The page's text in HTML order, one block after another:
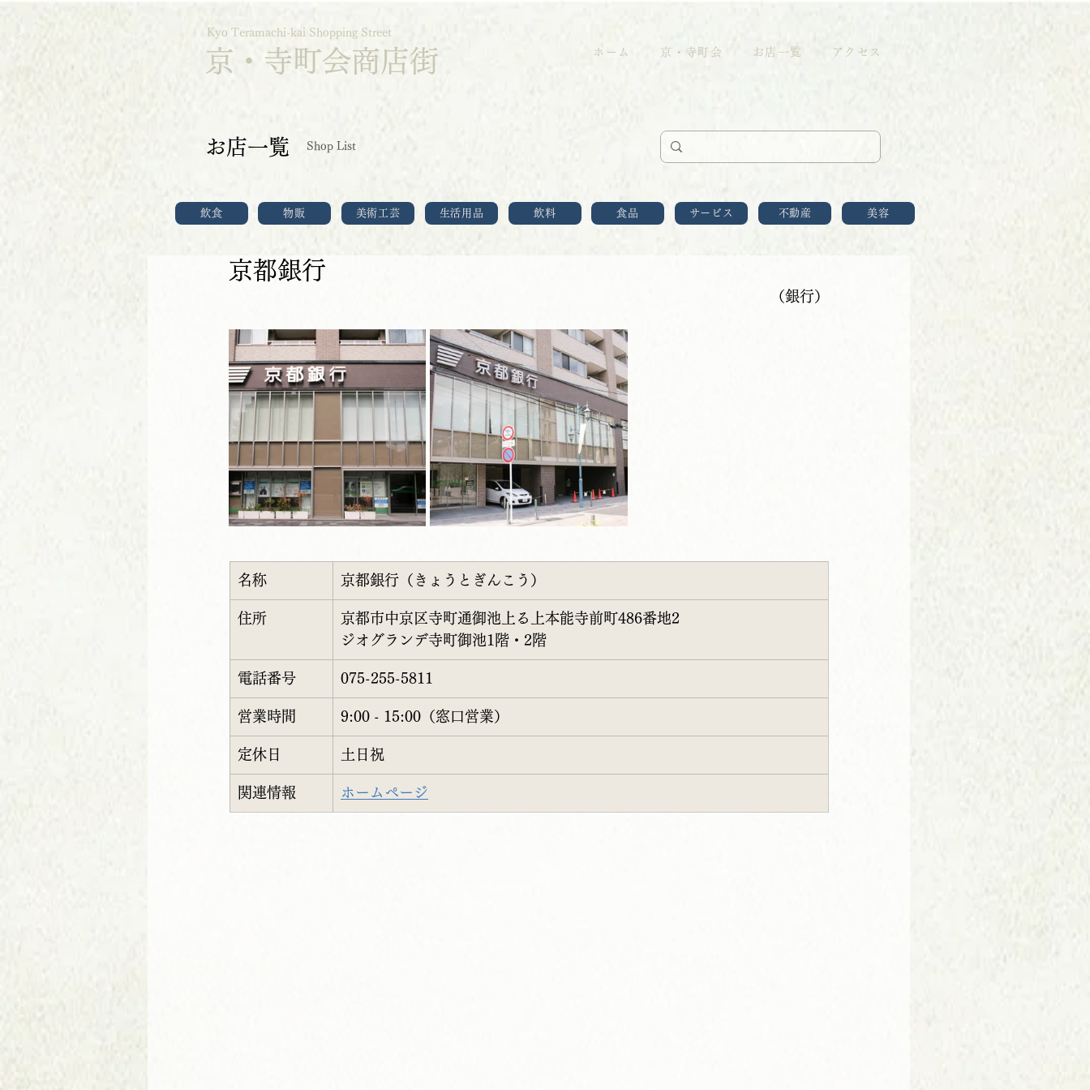
Kyo Teramachi-kai Shopping Street
京・寺町会商店街 ホーム 京・寺町会 お店一覧 アクセス
お店一覧 Shop List
飲食 物販 美術工芸 生活用品 飲料 食品 サービス 不動産 美容
京都銀行
（銀行）
名称 京都銀行（きょうとぎんこう）
住所
京都市中京区寺町通御池上る上本能寺前町486番地2
ジオグランデ寺町御池1階・2階
電話番号 075-255-5811
営業時間 9:00 - 15:00（窓口営業）
定休日 土日祝
関連情報 ホームページ